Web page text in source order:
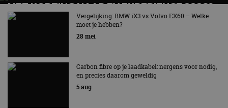
MET KORTING NAAR EV EXPERIENCE 2026?
AUTORAI REGELT HET!
EV Experience 2026 van 24 tot 26 september
Vergelijking: BMW iX3 vs Volvo EX60 – Welke
moet je hebben?
28 mei
Carbon fibre op je laadkabel: nergens voor nodig,
en precies daarom geweldig
5 aug